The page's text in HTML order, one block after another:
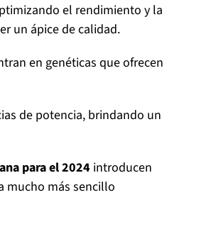
el rendimiento y la
un ápice de calidad.
en genéticas que ofrecen
de potencia, brindando un
para el 2024 introducen
mucho más sencillo